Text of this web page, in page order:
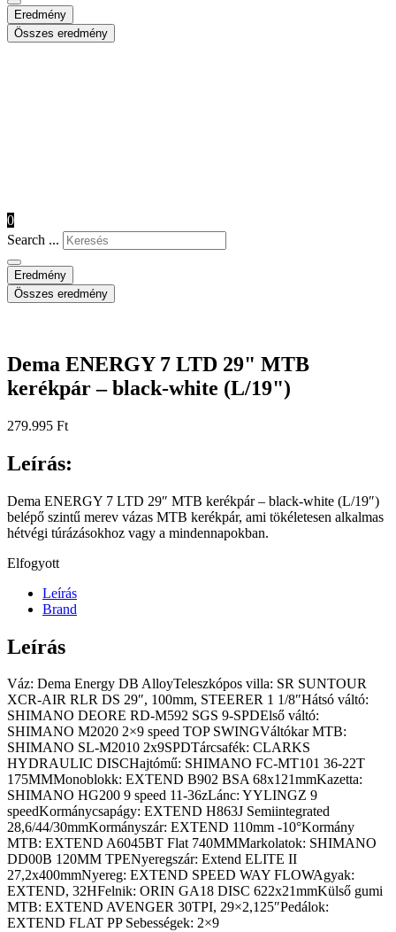
Eredmény
Összes eredmény
0
Search ...
Eredmény
Összes eredmény
Dema ENERGY 7 LTD 29" MTB
kerékpár – black-white (L/19")
279.995 Ft
Leírás:
Dema ENERGY 7 LTD 29″ MTB kerékpár – black-white (L/19″)
belépő szintű merev vázas MTB kerékpár, ami tökéletesen alkalmas
hétvégi túrázásokhoz vagy a mindennapokban.
Elfogyott
Leírás
Brand
Leírás
Váz: Dema Energy DB AlloyTeleszkópos villa: SR SUNTOUR
XCR-AIR RLR DS 29″, 100mm, STEERER 1 1/8″Hátsó váltó:
SHIMANO DEORE RD-M592 SGS 9-SPDElső váltó:
SHIMANO M2020 2×9 speed TOP SWINGVáltókar MTB:
SHIMANO SL-M2010 2x9SPDTárcsafék: CLARKS
HYDRAULIC DISCHajtómű: SHIMANO FC-MT101 36-22T
175MMMonoblokk: EXTEND B902 BSA 68x121mmKazetta:
SHIMANO HG200 9 speed 11-36zLánc: YYLINGZ 9
speedKormánycsapágy: EXTEND H863J Semiintegrated
28,6/44/30mmKormányszár: EXTEND 110mm -10°Kormány
MTB: EXTEND A6045BT Flat 740MMMarkolatok: SHIMANO
DD00B 120MM TPENyeregszár: Extend ELITE II
27,2x400mmNyereg: EXTEND SPEED WAY FLOWAgyak:
EXTEND, 32HFelnik: ORIN GA18 DISC 622x21mmKülső gumi
MTB: EXTEND AVENGER 30TPI, 29×2,125″Pedálok:
EXTEND FLAT PP Sebességek: 2×9